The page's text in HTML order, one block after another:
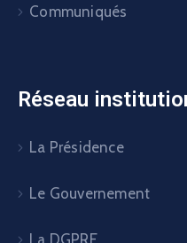
Communiqués
Réseau
La Présidence
Le Gouvernement
La DGPRE